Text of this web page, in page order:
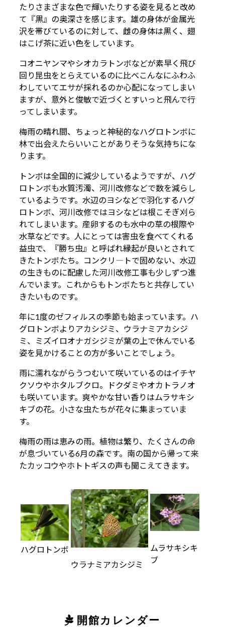
たりさまざまな色で輝いたりする姿を見ると改め
て『黒』の奥深さを感じます。雄の身体が金属光
沢を帯びているのに対して、雌の身体は黒く、翅
はこげ茶に近い色をしています。
コオニヤンマやシオカラトンボなどが素早く飛び
回り昆虫をとらえているのに比べこんなにふわふ
わしていてエサが採れるのか心配になってしまい
ますが、意外と俊敏で近づくとすいっと飛んで行
ってしまいます。
梅雨の晴れ間、ちょっと神秘的なハグロトンボに
林で出会えたらいいことがありそうな気持ちにな
ります。
トンボは全国的に減少しているようですが、ハグ
ロトンボも水質汚濁、河川改修などで数を減らし
ているようです。水辺のヨシなどで羽化するハグ
ロトンボ、河川改修ではヨシなどは根こそぎ刈ら
れてしまいます。産卵するのも水中の草の根際や
水草などです。人にとっては害虫を食べてくれる
益虫で、『勝ち虫』と呼ばれ縁起が良いとされて
きたトンボたち。コンクリ―トで固めない、水辺
の生きものに配慮した河川改修工事も少しずつ進
んでいます。これからもトンボたちと共存してい
きたいものです。
年に1度のゼフィルスの季節も始まっています。ハ
グロトンボよりアカシジミ、ウラナミアカシジ
ミ、ミズイロオナガシジミが葉の上で休んでいる
姿を見かけることの方が多いことでしょう。
雨に濡れながらうつむいて咲いているのはイチヤ
クソウやホタルブクロ。ドクダミやオカトラノオ
も咲いています。爽やかな甘い香りはムラサキシ
キブの花。小さな虫たちが花々に集まっていま
す。
梅雨の雨は恵みの雨。植物は繁り、たくさんの命
が息づいている6月の森です。南の国から帰って来
たカッコウやホトトギスの声も聞こえてきます。
ハグロトンボ
ウラナミアカシジミ
ムラサキシキ
ブ
開館カレンダー